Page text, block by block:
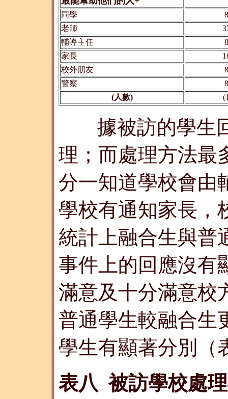
同學
老師
輔導主任
家長
校外朋友
警察
(人數)
據被訪的學生
理；而處理方法最
分一知道學校會由
學校有通知家長，
統計上融合生與普
事件上的回應沒有
滿意及十分滿意校
普通學生較融合生
學生有顯著分別（
表八 被訪學校處